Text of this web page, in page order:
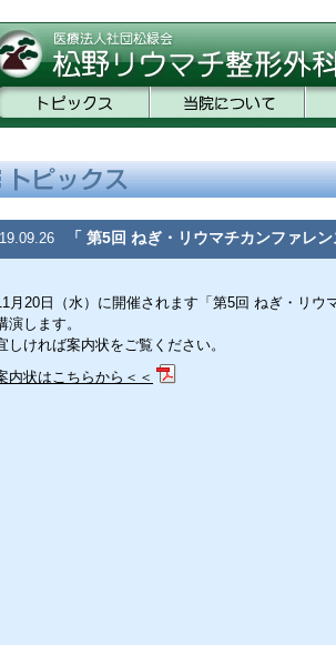
「 第5回 ねぎ・リウマチカンファレ
月20日（水）に開催されます「第5回 ねぎ・リ
演します。
しければ案内状をご覧ください。
内状はこちらから＜＜